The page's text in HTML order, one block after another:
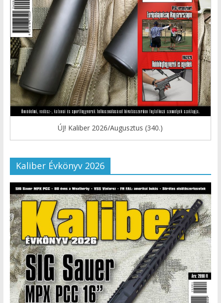
ÚJ! Kaliber 2026/Augusztus (340.)
Kaliber Évkönyv 2026